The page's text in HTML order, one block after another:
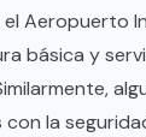
el Aeropuerto
básica y
la